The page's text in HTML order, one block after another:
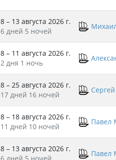
8 – 13 августа 2026 г.
6 дней 5 ночей
8 – 11 августа 2026 г.
2 дня 1 ночь
8 – 25 августа 2026 г.
17 дней 16 ночей
8 – 18 августа 2026 г.
11 дней 10 ночей
Павел
8 – 13 августа 2026 г.
Павел